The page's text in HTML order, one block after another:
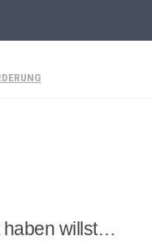
haben willst…